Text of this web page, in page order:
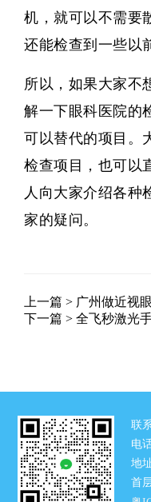
机，就可以不需要
还能检查到一些以
所以，如果大家不
解一下眼科医院的
可以替代的项目。
检查项目，也可以
人向大家介绍各种
家的疑问。
上一篇 > 广州做近视
下一篇 > 全飞秒激光
联
电
地
首